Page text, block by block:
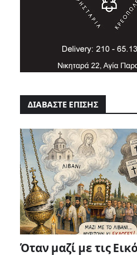
ΔΙΑΒΑΣΤΕ ΕΠΙΣΗΣ
Όταν μαζί με τις